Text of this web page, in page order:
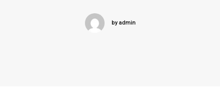
by admin